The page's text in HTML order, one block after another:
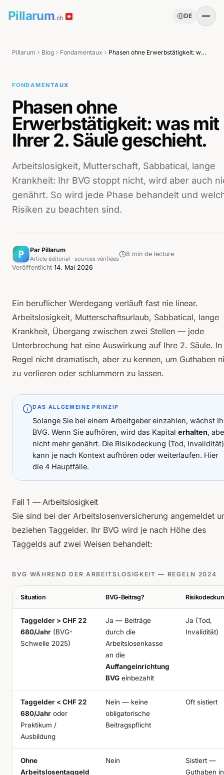
Pillarum.ch DE
Pillarum Blog Fondamentaux Phasen ohne Erwerbstätigkeit: was mit Ihrer 2. Säule geschieht.
FONDAMENTAUX
Phasen ohne
Erwerbstätigkeit: was mit
Ihrer 2. Säule geschieht.
Arbeitslosigkeit, Mutterschaft, Sabbatical, lange
Krankheit: Ihr BVG stoppt nicht, wird aber auch
genährt. So wird jede Phase behandelt und
Risiken zu beachten sind.
Par Pillarum
Article éditorial · sources vérifiées
8 min de lecture
Veröffentlicht 14. Mai 2026
Ein beruflicher Werdegang verläuft fast nie linear.
Arbeitslosigkeit, Mutterschaftsurlaub, Sabbatical, lange
Krankheit, Übergang zwischen zwei Stellen — jede
Unterbrechung hat eine Auswirkung auf Ihre 2. Säule.
Regel nicht dramatisch, aber zu kennen, um Guthaben
zu verlieren oder schlummern zu lassen.
DAS ALLGEMEINE PRINZIP
Solange Sie bei einem Arbeitgeber einzahlen, wächst
BVG. Wenn Sie aufhören, wird das Kapital erhalten,
nicht mehr genährt. Die Risikodeckung (Tod, Invalidität)
kann je nach Kontext aufhören oder weiterlaufen. Hier
die 4 Hauptfälle.
Fall 1 — Arbeitslosigkeit
Sie sind bei der Arbeitslosenversicherung angemeldet
beziehen Taggelder. Ihr BVG wird je nach Höhe des
Taggelds auf zwei Weisen behandelt:
BVG WÄHREND DER ARBEITSLOSIGKEIT — REGELN 2024
Situation BVG-Beitrag?
Taggelder > CHF 22
680/Jahr (BVG-
Schwelle 2025)
Ja — Beiträge
durch die
Arbeitslosenkasse
an die
Auffangeinrichtung
BVG einbezahlt
Ja (Tod,
Invalidität)
Taggelder < CHF 22
680/Jahr oder
Praktikum /
Ausbildung
Nein — keine
obligatorische
Beitragspflicht
Oft sistiert
Ohne
Arbeitslosentaggeld
Nein
Sistiert —
Guthaben in